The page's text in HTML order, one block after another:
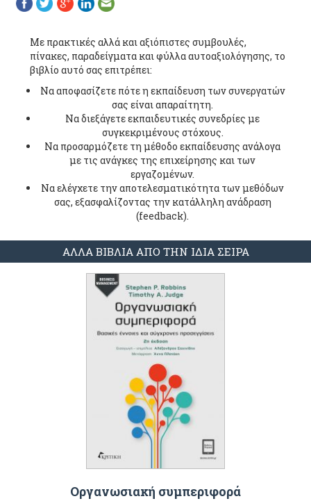
Με πρακτικές αλλά και αξιόπιστες συμβουλές,
πίνακες, παραδείγματα και φύλλα αυτοαξιολόγησης, το
βιβλίο αυτό σας επιτρέπει:
Να αποφασίζετε πότε η εκπαίδευση των συνεργατών
σας είναι απαραίτητη.
Να διεξάγετε εκπαιδευτικές συνεδρίες με
συγκεκριμένους στόχους.
Να προσαρμόζετε τη μέθοδο εκπαίδευσης ανάλογα
με τις ανάγκες της επιχείρησης και των
εργαζομένων.
Να ελέγχετε την αποτελεσματικότητα των μεθόδων
σας, εξασφαλίζοντας την κατάλληλη ανάδραση
(feedback).
ΑΛΛΑ ΒΙΒΛΙΑ ΑΠΟ ΤΗΝ ΙΔΙΑ ΣΕΙΡΑ
Οργανωσιακή συμπεριφορά